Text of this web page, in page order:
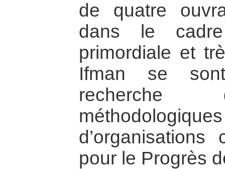
de quatre
dans le
primordiale et
Ifman se
recherche
pour le Progrès